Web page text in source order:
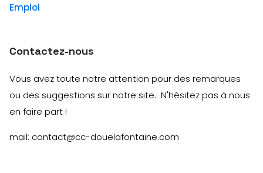
Emploi
Contactez-nous
Vous avez toute notre attention pour des remarques
ou des suggestions sur notre site. N'hésitez pas à nous
en faire part !
mail: contact@cc-douelafontaine.com